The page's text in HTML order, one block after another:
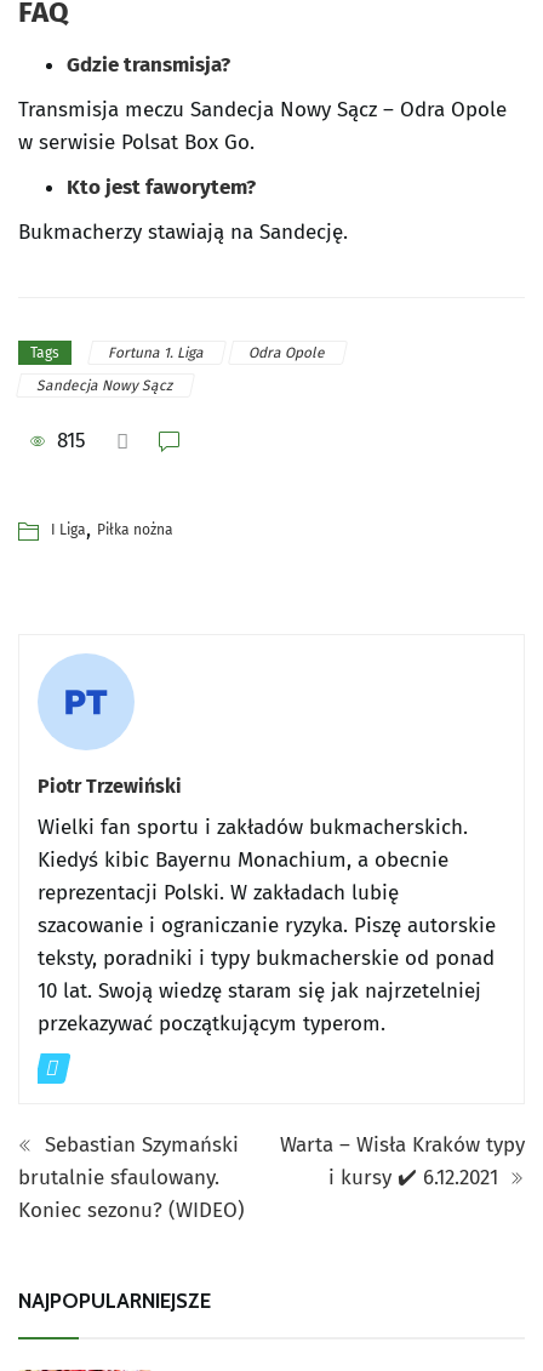
FAQ
Gdzie transmisja?
Transmisja meczu Sandecja Nowy Sącz – Odra Opole
w serwisie Polsat Box Go.
Kto jest faworytem?
Bukmacherzy stawiają na Sandecję.
Tags Fortuna 1. Liga
Odra Opole
Sandecja Nowy Sącz
815
I Liga, Piłka nożna
Piotr Trzewiński
Wielki fan sportu i zakładów bukmacherskich.
Kiedyś kibic Bayernu Monachium, a obecnie
reprezentacji Polski. W zakładach lubię
szacowanie i ograniczanie ryzyka. Piszę autorskie
teksty, poradniki i typy bukmacherskie od ponad
10 lat. Swoją wiedzę staram się jak najrzetelniej
przekazywać początkującym typerom.
Sebastian Szymański
brutalnie sfaulowany.
Koniec sezonu? (WIDEO)
Warta – Wisła Kraków typy
i kursy ✔️ 6.12.2021
NAJPOPULARNIEJSZE